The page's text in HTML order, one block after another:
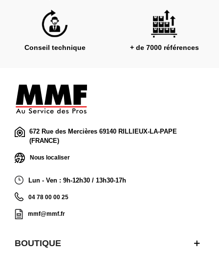
Conseil technique + de 7000 références
672 Rue des Mercières 69140 RILLIEUX-LA-PAPE
(FRANCE)
Nous localiser
Lun - Ven : 9h-12h30 / 13h30-17h
04 78 00 00 25
mmf@mmf.fr
BOUTIQUE